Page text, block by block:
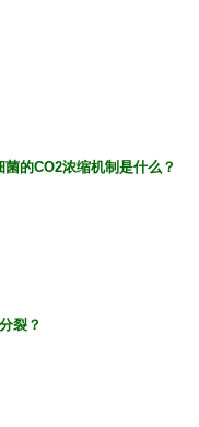
的CO2浓缩机制是什么？
裂？